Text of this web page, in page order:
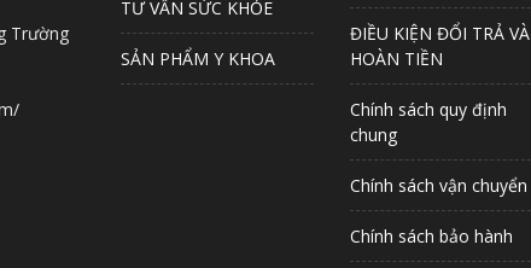
Trường
TƯ VẤN SỨC KHỎE
SẢN PHẨM Y KHOA
ĐIỀU KIỆN ĐỔI TRẢ VÀ
HOÀN TIỀN
Chính sách quy định
chung
Chính sách vận chuyển
Chính sách bảo hành